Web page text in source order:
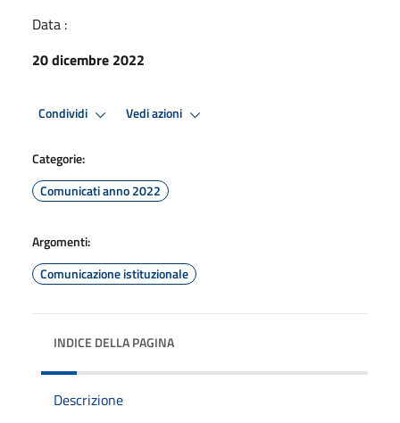
Data :
20 dicembre 2022
Condividi Vedi azioni
Categorie:
Comunicati anno 2022
Argomenti:
Comunicazione istituzionale
INDICE DELLA PAGINA
Descrizione